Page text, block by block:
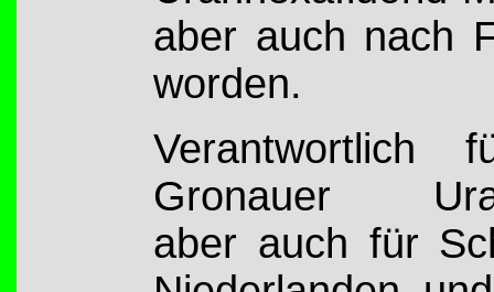
aber auch nach
worden.
Gronauer
aber auch für